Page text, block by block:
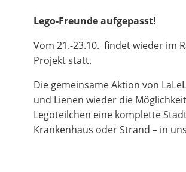
Lego-Freunde aufgepasst!
Vom 21.-23.10. findet wieder im
Projekt statt.
Die gemeinsame Aktion von
und Lienen wieder die
Legoteilchen eine komplette
Krankenhaus oder Strand – in